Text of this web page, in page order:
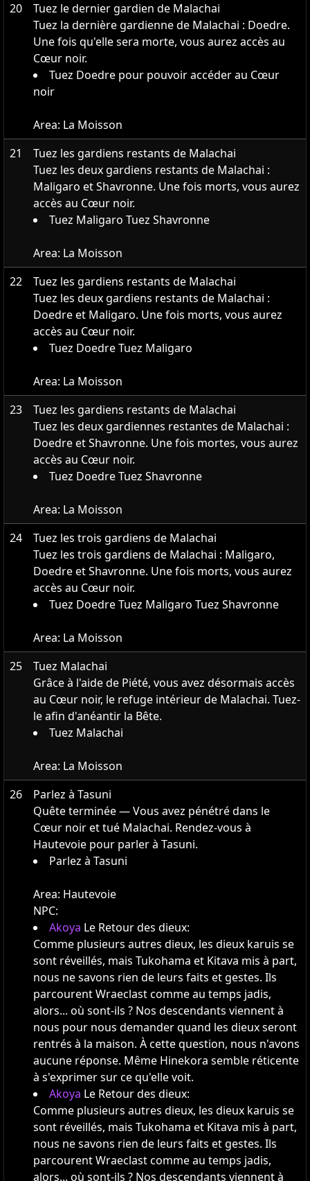
20
Tuez le dernier gardien de Malachai
Tuez la dernière gardienne de Malachai : Doedre.
Une fois qu'elle sera morte, vous aurez accès au
Cœur noir.
Tuez Doedre pour pouvoir accéder au Cœur
noir
Area: La Moisson
21
Tuez les gardiens restants de Malachai
Tuez les deux gardiens restants de Malachai :
Maligaro et Shavronne. Une fois morts, vous aurez
accès au Cœur noir.
Tuez Maligaro Tuez Shavronne
Area: La Moisson
22
Tuez les gardiens restants de Malachai
Tuez les deux gardiens restants de Malachai :
Doedre et Maligaro. Une fois morts, vous aurez
accès au Cœur noir.
Tuez Doedre Tuez Maligaro
Area: La Moisson
23
Tuez les gardiens restants de Malachai
Tuez les deux gardiennes restantes de Malachai :
Doedre et Shavronne. Une fois mortes, vous aurez
accès au Cœur noir.
Tuez Doedre Tuez Shavronne
Area: La Moisson
24
Tuez les trois gardiens de Malachai
Tuez les trois gardiens de Malachai : Maligaro,
Doedre et Shavronne. Une fois morts, vous aurez
accès au Cœur noir.
Tuez Doedre Tuez Maligaro Tuez Shavronne
Area: La Moisson
25
Tuez Malachai
Grâce à l'aide de Piété, vous avez désormais accès
au Cœur noir, le refuge intérieur de Malachai. Tuez-
le afin d'anéantir la Bête.
Tuez Malachai
Area: La Moisson
26
Parlez à Tasuni
Quête terminée — Vous avez pénétré dans le
Cœur noir et tué Malachai. Rendez-vous à
Hautevoie pour parler à Tasuni.
Parlez à Tasuni
Area: Hautevoie
NPC:
Akoya Le Retour des dieux:
Comme plusieurs autres dieux, les dieux karuis se
sont réveillés, mais Tukohama et Kitava mis à part,
nous ne savons rien de leurs faits et gestes. Ils
parcourent Wraeclast comme au temps jadis,
alors... où sont-ils ? Nos descendants viennent à
nous pour nous demander quand les dieux seront
rentrés à la maison. À cette question, nous n'avons
aucune réponse. Même Hinekora semble réticente
à s'exprimer sur ce qu'elle voit.
Akoya Le Retour des dieux:
Comme plusieurs autres dieux, les dieux karuis se
sont réveillés, mais Tukohama et Kitava mis à part,
nous ne savons rien de leurs faits et gestes. Ils
parcourent Wraeclast comme au temps jadis,
alors... où sont-ils ? Nos descendants viennent à